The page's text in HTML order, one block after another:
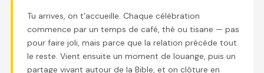
Tu arrives, on t’accueille. Chaque célébration
commence par un temps de café, thé ou tisane — pas
pour faire joli, mais parce que la relation précède tout
le reste. Vient ensuite un moment de louange, puis un
partage vivant autour de la Bible, et on clôture en